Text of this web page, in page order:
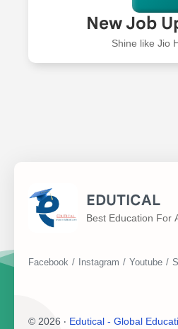
New Job
Shine like Jio
EDUTICAL
Best Education For
© 2026 ‧ Edutical - Global